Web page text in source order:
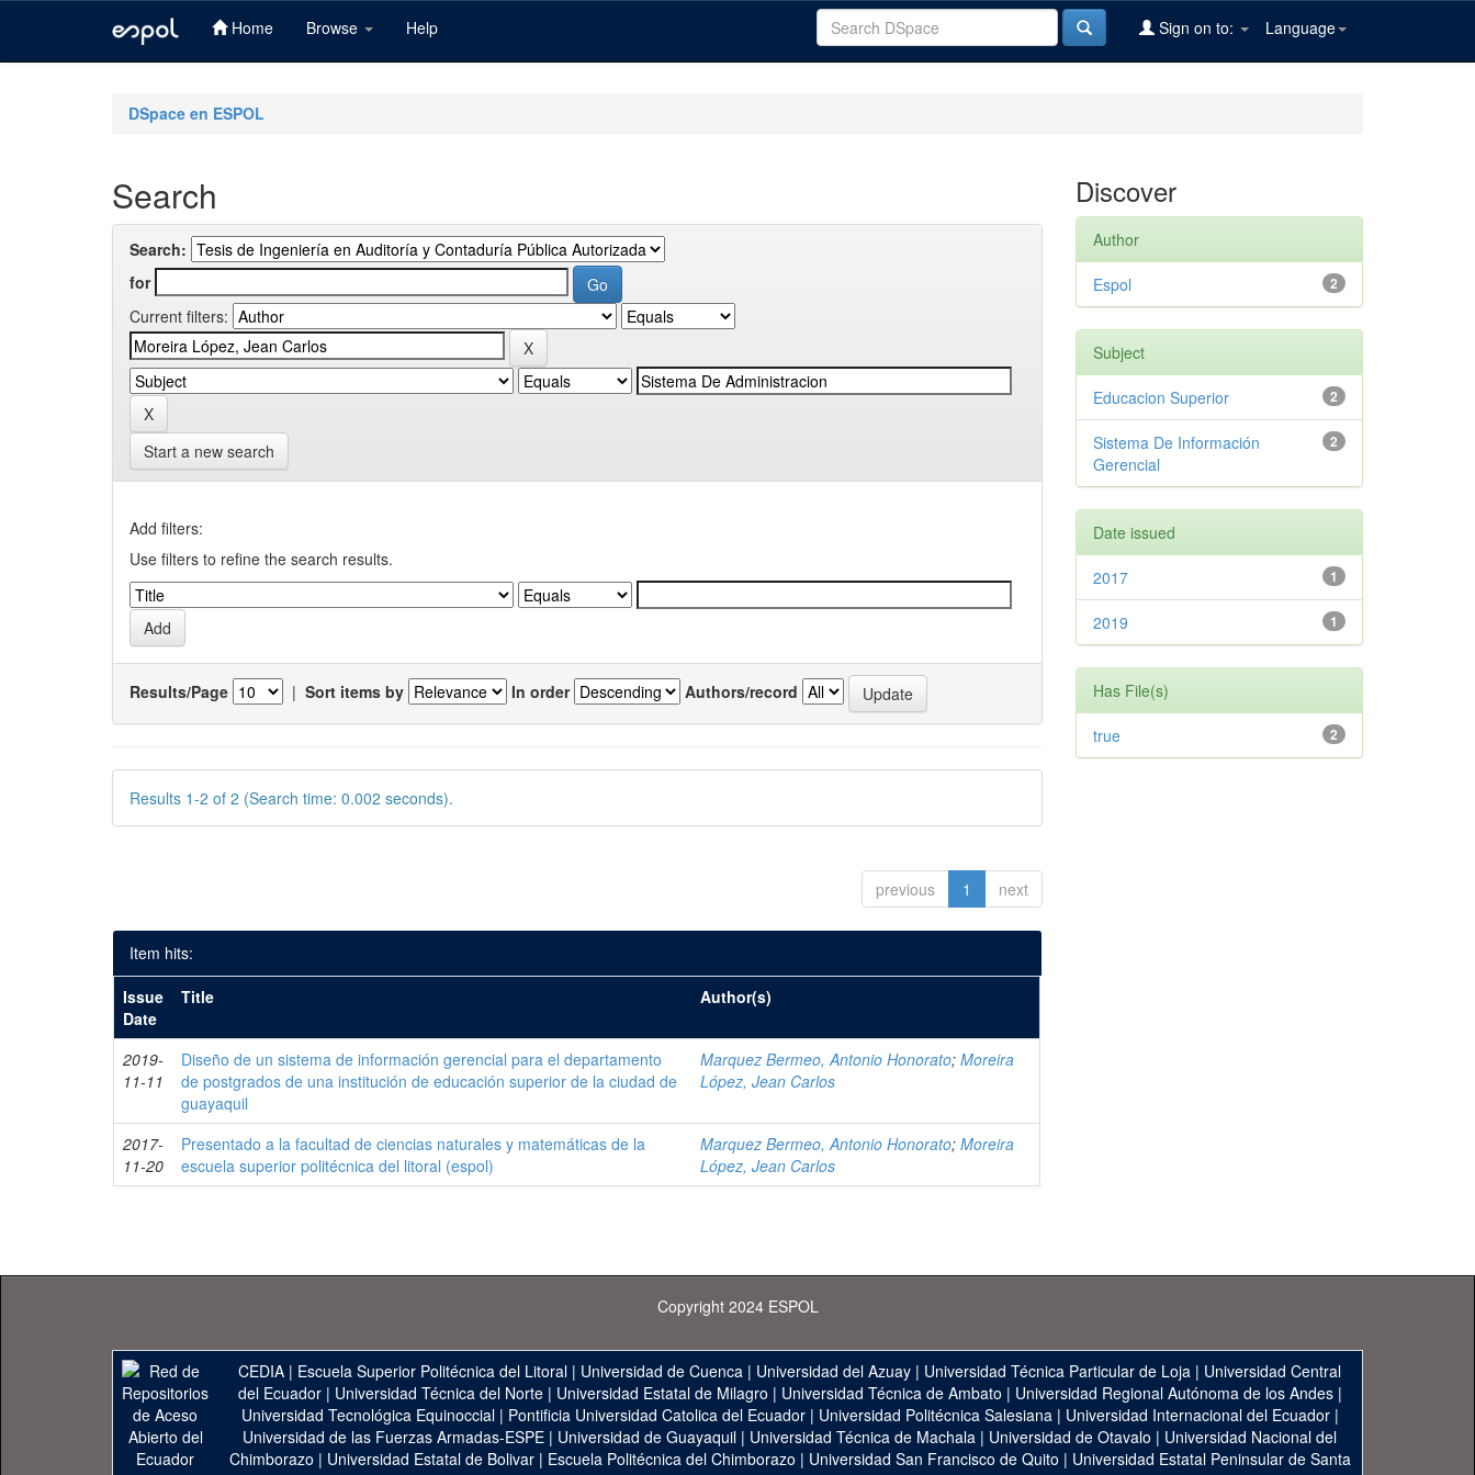
Home Browse Help Language
Sign on to:
DSpace en ESPOL
Search
Search:
for
Current filters:
Start a new search
Add filters:
Use filters to refine the search results.
Results/Page | Sort items by In order Authors/record
Results 1-2 of 2 (Search time: 0.002 seconds).
previous 1 next
Item hits:
Issue
Date
Title Author(s)
2019-
11-11
Diseño de un sistema de información gerencial para el departamento
de postgrados de una institución de educación superior de la ciudad de
guayaquil
Marquez Bermeo, Antonio Honorato;Moreira
López, Jean Carlos
2017-
11-20
Presentado a la facultad de ciencias naturales y matemáticas de la
escuela superior politécnica del litoral (espol)
Marquez Bermeo, Antonio Honorato;Moreira
López, Jean Carlos
Discover
Author
2
Espol
Subject
2
Educacion Superior
2
Sistema De Información
Gerencial
Date issued
1
2017
1
2019
Has File(s)
2
true
Copyright 2024 ESPOL
CEDIA | Escuela Superior Politécnica del Litoral | Universidad de Cuenca | Universidad del Azuay | Universidad Técnica Particular de Loja | Universidad Central
del Ecuador| Universidad Técnica del Norte| Universidad Estatal de Milagro | Universidad Técnica de Ambato | Universidad Regional Autónoma de los Andes|
Universidad Tecnológica Equinoccial| Pontificia Universidad Catolica del Ecuador| Universidad Politécnica Salesiana| Universidad Internacional del Ecuador|
Universidad de las Fuerzas Armadas-ESPE | Universidad de Guayaquil | Universidad Técnica de Machala | Universidad de Otavalo | Universidad Nacional del
Chimborazo | Universidad Estatal de Bolivar| Escuela Politécnica del Chimborazo | Universidad San Francisco de Quito | Universidad Estatal Peninsular de Santa